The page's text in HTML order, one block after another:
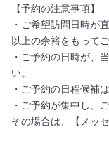
【予約の注意事項】
・ご希望訪問日時が
以上の余裕をもって
・ご予約の日時が、
い。
・ご予約の日程候補
・ご予約が集中し、
その場合は、【メッ